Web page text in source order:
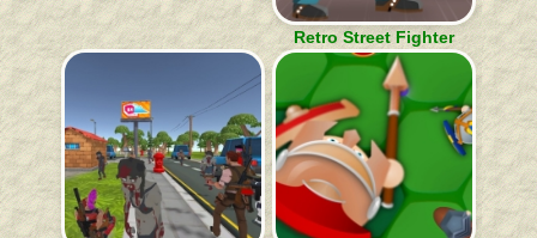
Retro Street Fighter